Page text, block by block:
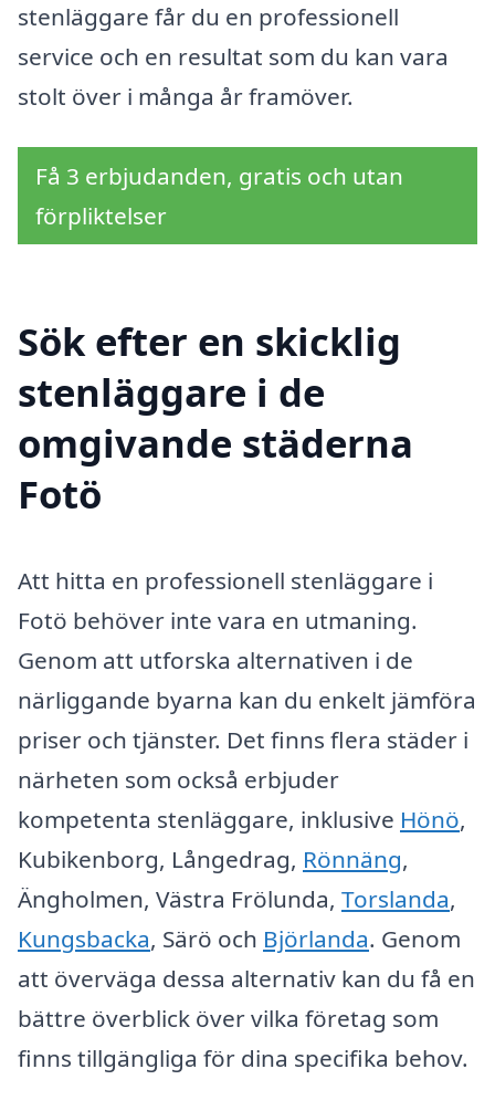
stenläggare får du en professionell
service och en resultat som du kan vara
stolt över i många år framöver.
Få 3 erbjudanden, gratis och utan
förpliktelser
Sök efter en skicklig
stenläggare i de
omgivande städerna
Fotö
Att hitta en professionell stenläggare i
Fotö behöver inte vara en utmaning.
Genom att utforska alternativen i de
närliggande byarna kan du enkelt jämföra
priser och tjänster. Det finns flera städer i
närheten som också erbjuder
kompetenta stenläggare, inklusive Hönö,
Kubikenborg, Långedrag, Rönnäng,
Ängholmen, Västra Frölunda, Torslanda,
Kungsbacka, Särö och Björlanda. Genom
att överväga dessa alternativ kan du få en
bättre överblick över vilka företag som
finns tillgängliga för dina specifika behov.